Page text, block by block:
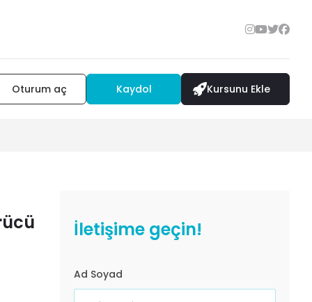
Oturum aç Kaydol Kursunu Ekle
İletişime geçin!
Ad Soyad